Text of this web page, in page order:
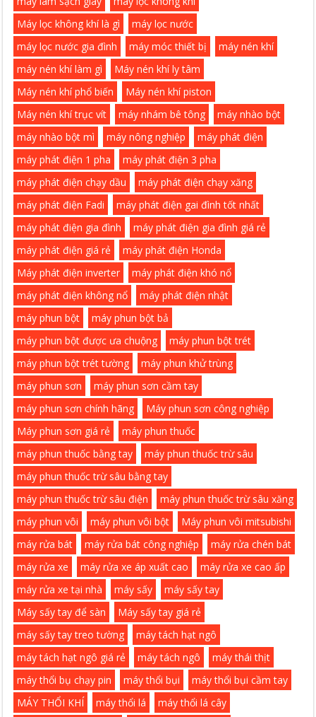
Máy lọc không khí là gì
máy lọc nước
máy lọc nước gia đình
máy móc thiết bị
máy nén khí
máy nén khí làm gì
Máy nén khí ly tâm
Máy nén khí phổ biến
Máy nén khí piston
Máy nén khí trục vít
máy nhám bê tông
máy nhào bột
máy nhào bột mì
máy nông nghiệp
máy phát điện
máy phát điện 1 pha
máy phát điện 3 pha
máy phát điện chạy dầu
máy phát điện chạy xăng
máy phát điện Fadi
máy phát điện gai đình tốt nhất
máy phát điện gia đình
máy phát điện gia đình giá rẻ
máy phát điện giá rẻ
máy phát điện Honda
Máy phát điện inverter
máy phát điện khó nổ
máy phát điện không nổ
máy phát điện nhật
máy phun bột
máy phun bột bả
máy phun bột được ưa chuộng
máy phun bột trét
máy phun bột trét tường
máy phun khử trùng
máy phun sơn
máy phun sơn cầm tay
máy phun sơn chính hãng
Máy phun sơn công nghiệp
Máy phun sơn giá rẻ
máy phun thuốc
máy phun thuốc bằng tay
máy phun thuốc trừ sâu
máy phun thuốc trừ sâu bằng tay
máy phun thuốc trừ sâu điện
máy phun thuốc trừ sâu xăng
máy phun vôi
máy phun vôi bột
Máy phun vôi mitsubishi
máy rửa bát
máy rửa bát công nghiệp
máy rửa chén bát
máy rửa xe
máy rửa xe áp xuất cao
máy rửa xe cao ấp
máy rửa xe tại nhà
máy sấy
máy sấy tay
Máy sấy tay để sàn
Máy sấy tay giá rẻ
máy sấy tay treo tường
máy tách hạt ngô
máy tách hạt ngô giá rẻ
máy tách ngô
máy thái thịt
máy thổi bụ chạy pin
máy thổi bụi
máy thổi bụi cầm tay
MÁY THỔI KHÍ
máy thổi lá
máy thổi lá cây